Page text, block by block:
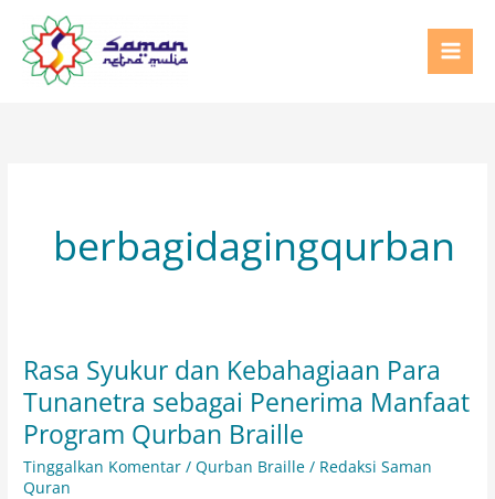
Lewati
konten
berbagidagingqurban
Rasa Syukur dan Kebahagiaan Para
Tunanetra sebagai Penerima Manfaat
Program Qurban Braille
Tinggalkan Komentar /Qurban Braille / Redaksi Saman
Quran
Rasa
Syukur
dan
Kebahagiaan
Para